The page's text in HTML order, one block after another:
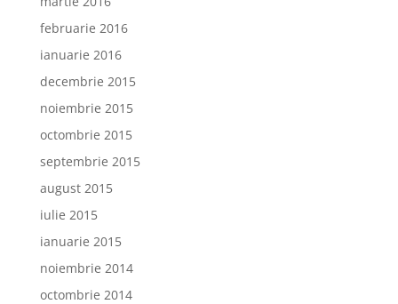
februarie 2016
ianuarie 2016
decembrie 2015
noiembrie 2015
octombrie 2015
septembrie 2015
august 2015
iulie 2015
ianuarie 2015
noiembrie 2014
octombrie 2014